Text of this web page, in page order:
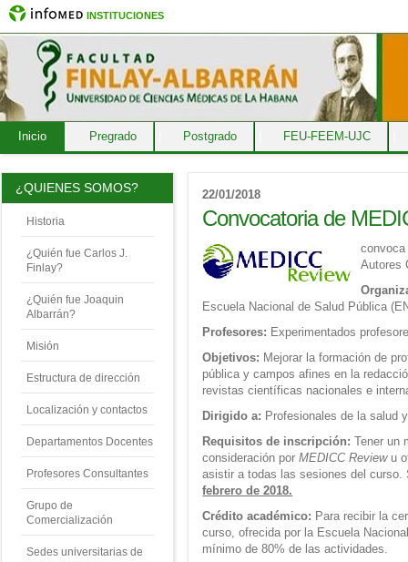
INSTITUCIONES
Inicio Pregrado Postgrado FEU-FEEM-UJC
22/01/2018
Convocatoria de
Autores
Escuela Nacional de Salud Pública
Profesores: Experimentados
Objetivos: Mejorar la formación de
pública y campos afines en la
revistas científicas nacionales e
Dirigido a: Profesionales de la salud
Requisitos de inscripción: Tener un
consideración porMEDICC Reviewu
asistir a todas las sesiones del
febrero de 2018.
Crédito académico: Para recibir la
curso, ofrecida por la Escuela
mínimo de 80% de las actividades.
¿QUIENES SOMOS?
Historia
¿Quién fue Carlos J.
Finlay?
¿Quién fue Joaquin
Albarrán?
Misión
Estructura de dirección
Localización y contactos
Departamentos Docentes
Profesores Consultantes
Grupo de
Comercialización
Sedes universitarias de